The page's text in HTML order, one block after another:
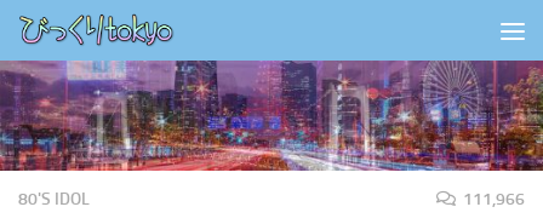
コンテンツの下
80'S IDOL 111,966